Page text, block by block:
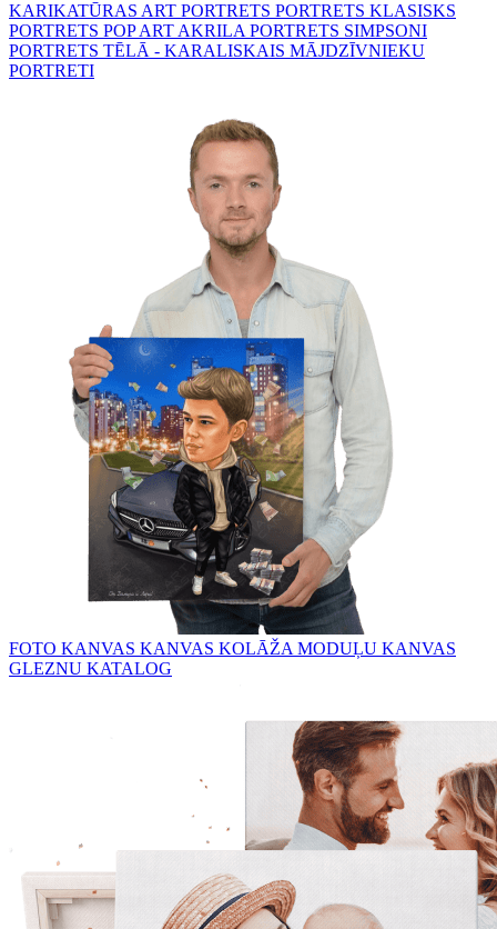
KARIKATŪRAS ART PORTRETS PORTRETS KLASISKS
PORTRETS POP ART AKRILA PORTRETS SIMPSONI
PORTRETS TĒLĀ - KARALISKAIS MĀJDZĪVNIEKU
PORTRETI
FOTO KANVAS KANVAS KOLĀŽA MODUĻU KANVAS
GLEZNU KATALOG